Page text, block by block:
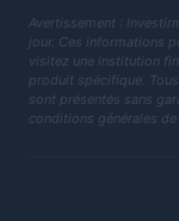
Avertissement :
jour. Ces informations
visitez une institution
produit spécifique.
sont présentés sans
conditions générales